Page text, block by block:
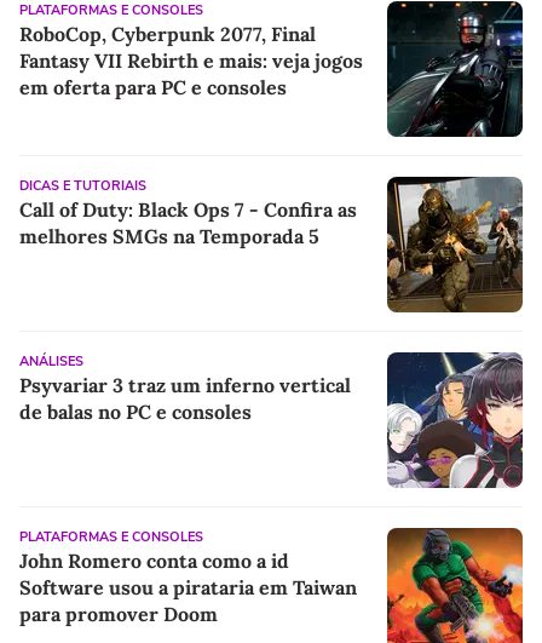
PLATAFORMAS E CONSOLES
RoboCop, Cyberpunk 2077, Final
Fantasy VII Rebirth e mais: veja jogos
em oferta para PC e consoles
DICAS E TUTORIAIS
Call of Duty: Black Ops 7 - Confira as
melhores SMGs na Temporada 5
ANÁLISES
Psyvariar 3 traz um inferno vertical
de balas no PC e consoles
PLATAFORMAS E CONSOLES
John Romero conta como a id
Software usou a pirataria em Taiwan
para promover Doom